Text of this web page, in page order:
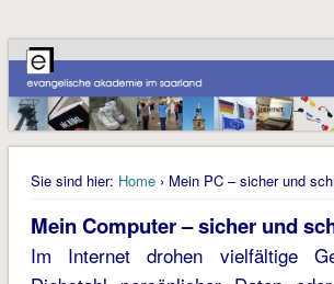
Sie sind hier: Home› Mein PC – sicher und
Mein Computer – sicher und
Im Internet drohen vielfältige